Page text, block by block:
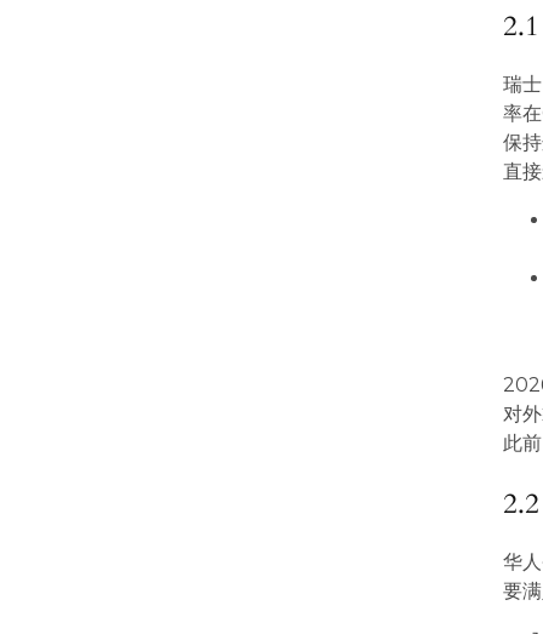
瑞
率
保
直
对
此
华
要